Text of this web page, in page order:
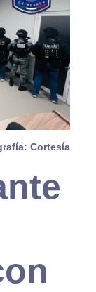
Cortesía